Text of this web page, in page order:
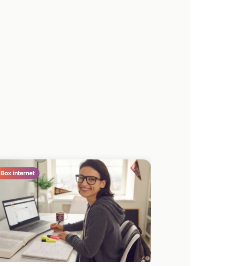
Box internet